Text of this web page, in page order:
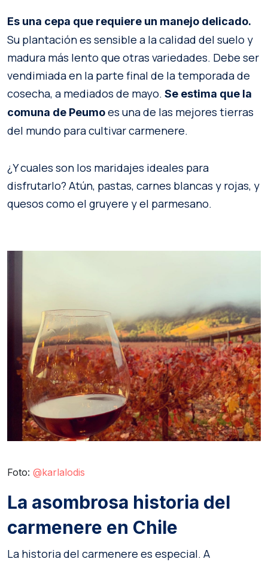
Es una cepa que requiere un manejo delicado.
Su plantación es sensible a la calidad del suelo y
madura más lento que otras variedades. Debe ser
vendimiada en la parte final de la temporada de
cosecha, a mediados de mayo. Se estima que la
comuna de Peumoes una de las mejores tierras
del mundo para cultivar carmenere.
¿Y cuales son los maridajes ideales para
disfrutarlo? Atún, pastas, carnes blancas y rojas, y
quesos como el gruyere y el parmesano.
Foto: @karlalodis
La asombrosa historia del
carmenere en Chile
La historia del carmenere es especial. A